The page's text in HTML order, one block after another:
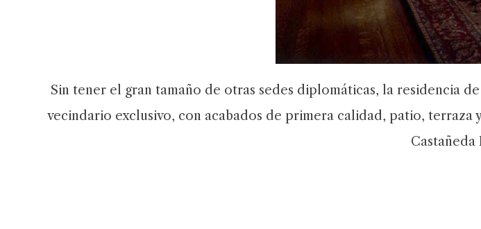
Sin tener el gran tamaño de otras sedes diplomáticas, la residencia
vecindario exclusivo, con acabados de primera calidad, patio,
Castañeda